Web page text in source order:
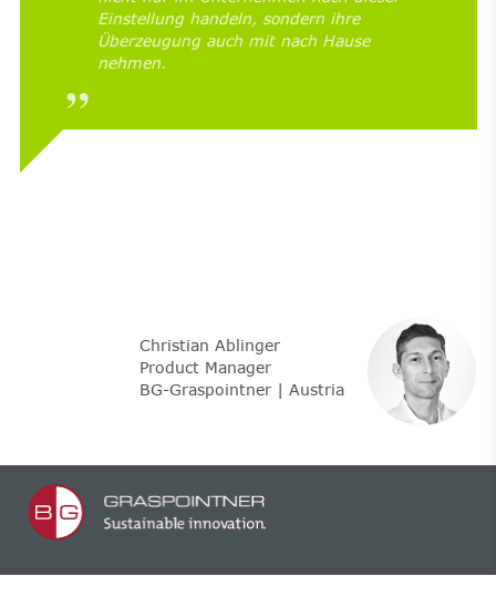
Einstellung handeln, sondern ihre
Überzeugung auch mit nach Hause
nehmen.
Christian Ablinger
Product Manager
BG-Graspointner | Austria